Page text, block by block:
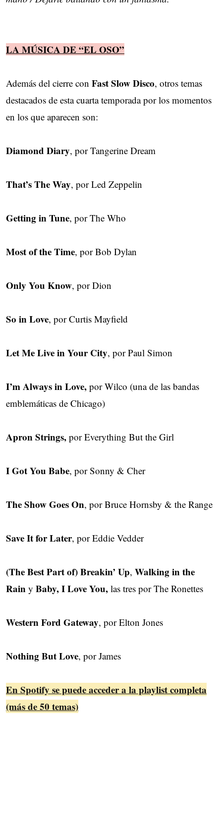
LA MÚSICA DE “EL OSO”
Además del cierre con Fast Slow Disco, otros temas
destacados de esta cuarta temporada por los momentos
en los que aparecen son:
Diamond Diary, por Tangerine Dream
That’s The Way, por Led Zeppelin
Getting in Tune, por The Who
Most of the Time, por Bob Dylan
Only You Know, por Dion
So in Love, por Curtis Mayfield
Let Me Live in Your City, por Paul Simon
I’m Always in Love, por Wilco (una de las bandas
emblemáticas de Chicago)
Apron Strings, por Everything But the Girl
I Got You Babe, por Sonny & Cher
The Show Goes On, por Bruce Hornsby & the Range
Save It for Later, por Eddie Vedder
(The Best Part of) Breakin’ Up, Walking in the
Rain y Baby, I Love You, las tres por The Ronettes
Western Ford Gateway, por Elton Jones
Nothing But Love, por James
En Spotify se puede acceder a la playlist completa
(más de 50 temas)